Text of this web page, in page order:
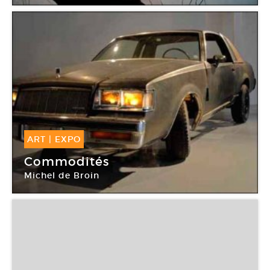
ART | EXPO
25 Jan -22 Mar 2008
Commodités
Michel de Broin
Espace à vendre